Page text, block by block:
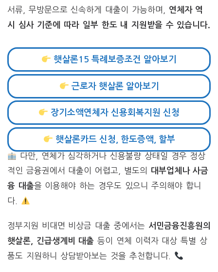
서류, 무방문으로 신속하게 대출이 가능하며, 연체자 역
시 심사 기준에 따라 일부 한도 내 지원받을 수 있습니다.
햇살론15 특례보증조건 알아보기
근로자 햇살론 알아보기
장기소액연체자 신용회복지원 신청
햇살론카드 신청, 한도증액, 할부
다만, 연체가 심각하거나 신용불량 상태일 경우 정상
적인 금융권에서 대출이 어렵고, 별도의 대부업체나 사금
융 대출을 이용해야 하는 경우도 있으니 주의해야 합니
다.
정부지원 비대면 비상금 대출 중에서는 서민금융진흥원의
햇살론, 긴급생계비 대출 등이 연체 이력자 대상 특별 상
품도 지원하니 상담받아보는 것을 추천합니다.